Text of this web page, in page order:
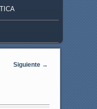
Siguiente →